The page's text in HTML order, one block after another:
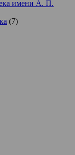
имени А. П.
(7)